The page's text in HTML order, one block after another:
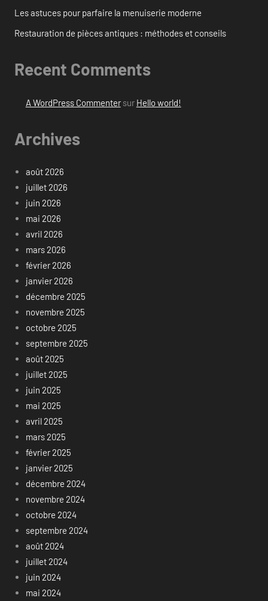
Les astuces pour parfaire la menuiserie moderne
Restauration de pièces antiques : méthodes et conseils
Recent Comments
A WordPress Commentersur Hello world!
Archives
août 2026
juillet 2026
juin 2026
mai 2026
avril 2026
mars 2026
février 2026
janvier 2026
décembre 2025
novembre 2025
octobre 2025
septembre 2025
août 2025
juillet 2025
juin 2025
mai 2025
avril 2025
mars 2025
février 2025
janvier 2025
décembre 2024
novembre 2024
octobre 2024
septembre 2024
août 2024
juillet 2024
juin 2024
mai 2024